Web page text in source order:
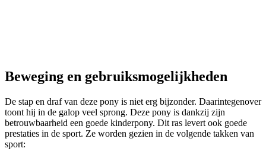
Beweging en gebruiksmogelijkheden
De stap en draf van deze pony is niet erg bijzonder. Daarintegenover
toont hij in de galop veel sprong. Deze pony is dankzij zijn
betrouwbaarheid een goede kinderpony. Dit ras levert ook goede
prestaties in de sport. Ze worden gezien in de volgende takken van
sport: